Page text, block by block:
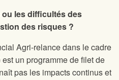
ou les difficultés des
des risques ?
Agri-relance dans le cadre
un programme de filet de
pas les impacts continus et